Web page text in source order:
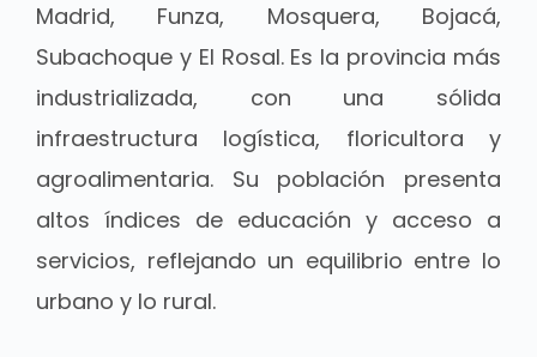
Madrid, Funza, Mosquera, Bojacá,
Subachoque y El Rosal. Es la provincia más
industrializada, con una sólida
infraestructura logística, floricultora y
agroalimentaria. Su población presenta
altos índices de educación y acceso a
servicios, reflejando un equilibrio entre lo
urbano y lo rural.